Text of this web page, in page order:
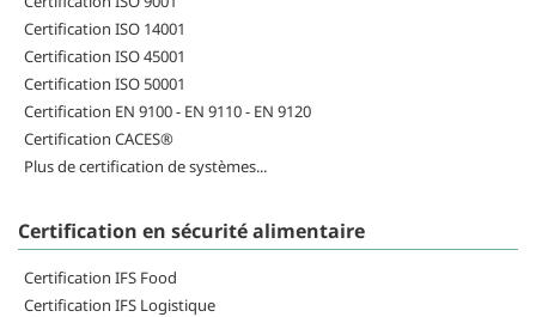
Certification ISO 14001
Certification ISO 45001
Certification ISO 50001
Certification EN 9100 - EN 9110 - EN 9120
Certification CACES®
Plus de certification de systèmes...
Certification en sécurité alimentaire
Certification IFS Food
Certification IFS Logistique